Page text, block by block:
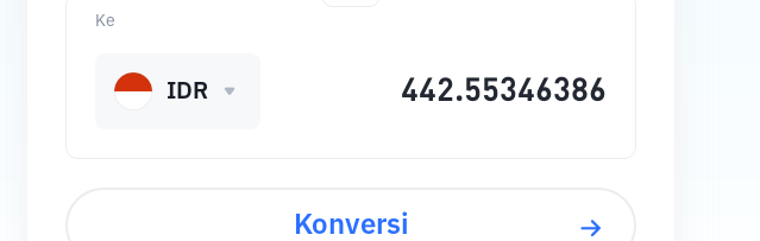
Ke
IDR
Konversi